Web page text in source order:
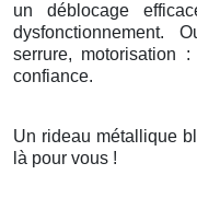
un déblocage
dysfonctionnement.
serrure, motorisation
confiance.
Un rideau métallique
là pour vous !